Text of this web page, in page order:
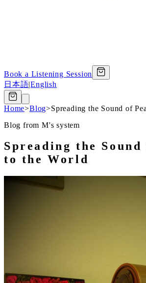
Book a Listening Session
日本語|English
Home>Blog>Spreading the Sound of
Blog from M's system
Spreading the Sound
to the World